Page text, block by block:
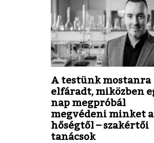
A testünk mostanra
elfáradt, miközben
nap megpróbál
megvédeni minket a
hőségtől – szakértői
tanácsok